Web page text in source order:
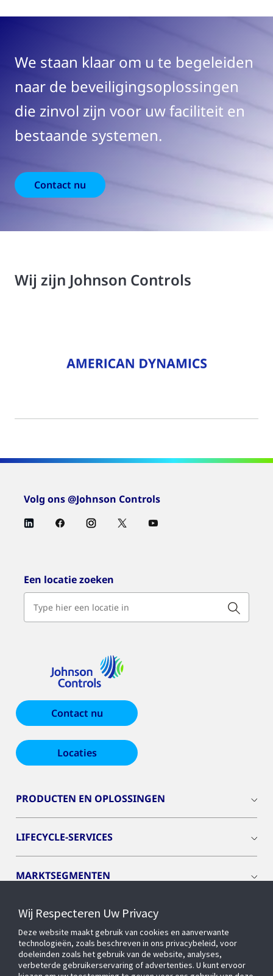
We staan klaar om u te begeleiden
naar de beveiligingsoplossingen
die zinvol zijn voor uw faciliteit en
bestaande systemen.
Contact nu
Wij zijn Johnson Controls
Volg ons @Johnson Controls
Een locatie zoeken
Contact nu
Locaties
PRODUCTEN EN OPLOSSINGEN
LIFECYCLE-SERVICES
MARKTSEGMENTEN
CYBER SOLUTIONS
OPENBLUE
Wij Respecteren Uw Privacy
Deze website maakt gebruik van cookies en aanverwante
technologieën, zoals beschreven in ons privacybeleid, voor
doeleinden zoals het gebruik van de website, analyses,
verbeterde gebruikerservaring of advertenties. U kunt ervoor